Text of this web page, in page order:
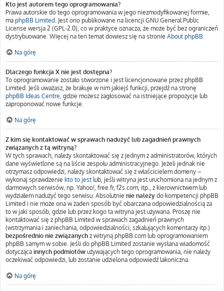
Kto jest autorem tego oprogramowania?
Prawa autorskie do tego oprogramowania w jego niezmodyfikowanej formie,
ma phpBB Limited. Jest ono publikowane na licencji GNU General Public
License wersja 2 (GPL-2.0), co w praktyce oznacza, że może być bez ograniczeń
dystrybuowane. Więcej na ten temat dowiesz się na stronie About phpBB.
Na górę
Dlaczego funkcja X nie jest dostępna?
To oprogramowanie zostało stworzone i jest licencjonowane przez phpBB
Limited. Jeśli uważasz, że brakuje w nim jakiejś funkcji, przejdź na stronę
phpBB Ideas Centre, gdzie możesz zagłosować na istniejące propozycje lub
zaproponować nowe funkcje.
Na górę
Z kim się kontaktować w sprawach nadużyć lub zagadnień prawnych
związanych z tą witryną?
W tych sprawach, należy skontaktować się z jednym z administratorów, których
dane wyświetlone są na liście zespołu administracyjnego. Jeżeli jednak nie
otrzymasz odpowiedzi, należy skontaktować się z właścicielem domeny –
wykonaj sprawdzenie kto to jest lub, jeśli witryna jest uruchomiona na jednym z
darmowych serwisów, np. Yahoo!, free.fr, f2s.com, itp., z kierownictwem lub
wydziałem nadużyć tego serwisu. Absolutnie nie należy do kompetencji phpBB
Limited i nie może ona w żaden sposób być obarczana odpowiedzialnością za
to w jaki sposób, gdzie lub przez kogo ta witryna jest używana. Proszę nie
kontaktować się z phpBB Limited w sprawach zagadnień prawnych
(wstrzymania i zaniechania, odpowiedzialności, szkalujących komentarzy itp.)
bezpośrednio nie związanych z witryną phpBB.com lub oprogramowaniem
phpBB samym w sobie. Jeśli do phpBB Limited zostanie wysłana wiadomość
dotycząca innych podmiotów używających tego oprogramowania, nie należy
oczekiwać odpowiedzi, lub zostanie udzielona odpowiedź lakoniczna.
Na górę